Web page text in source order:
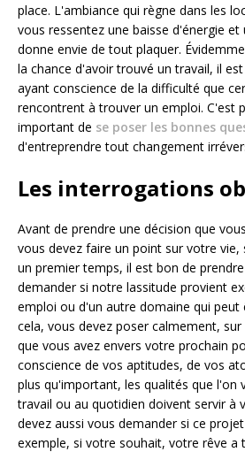
place. L'ambiance qui règne dans les
vous ressentez une baisse d'énergie et
donne envie de tout plaquer.
la chance d'avoir trouvé un travail, il
ayant conscience de la difficulté que
rencontrent à trouver un emploi. C'est
important de se poser les bonnes
d'entreprendre tout changement
Les interrogations
Avant de prendre une décision que
vous devez faire un point sur votre vie,
un premier temps, il est bon de
demander si notre lassitude provient
emploi ou d'un autre domaine qui peut
cela, vous devez poser calmement,
que vous avez envers votre prochain
conscience de vos aptitudes, de vos
plus qu'important, les qualités que l'on
travail ou au quotidien doivent servir à
devez aussi vous demander si ce
exemple, si votre souhait, votre rêve a